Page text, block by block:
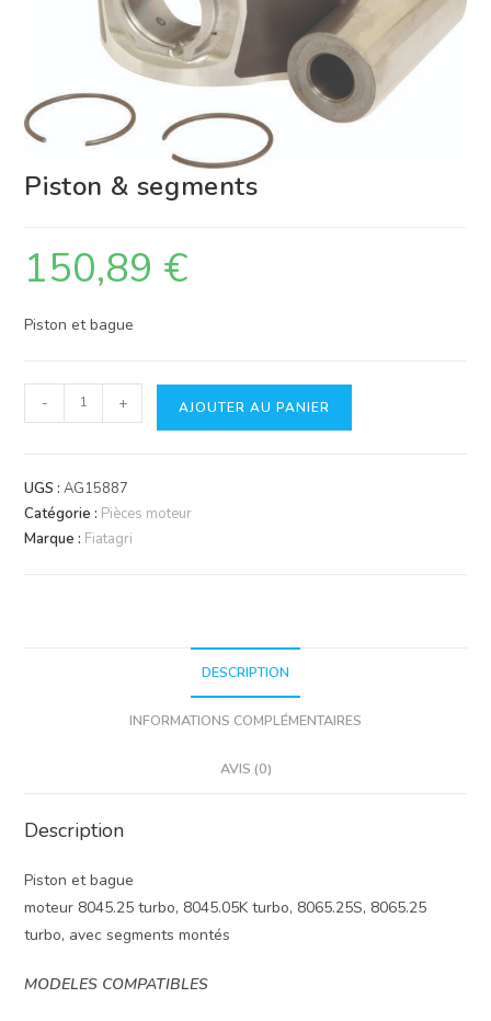
Piston & segments
150,89 €
Piston et bague
quantité
de
&
segments
- + AJOUTER AU PANIER
UGS :AG15887
Catégorie : Pièces moteur
Marque : Fiatagri
DESCRIPTION
INFORMATIONS COMPLÉMENTAIRES
AVIS (0)
Description
Piston et bague
moteur 8045.25 turbo, 8045.05K turbo, 8065.25S, 8065.25
turbo, avec segments montés
MODELES COMPATIBLES